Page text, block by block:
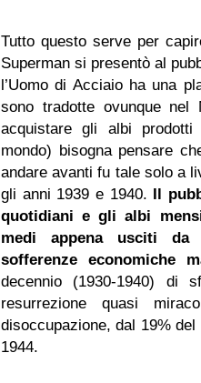
Tutto questo serve per
Superman si presentò al
l’Uomo di Acciaio ha una
sono tradotte ovunque nel
acquistare gli albi
mondo) bisogna pensare
andare avanti fu tale solo a
gli anni 1939 e 1940.
Il
quotidiani e gli albi
medi appena usciti da
sofferenze economiche
decennio (1930-1940) di
resurrezione quasi
disoccupazione, dal 19% del
1944.